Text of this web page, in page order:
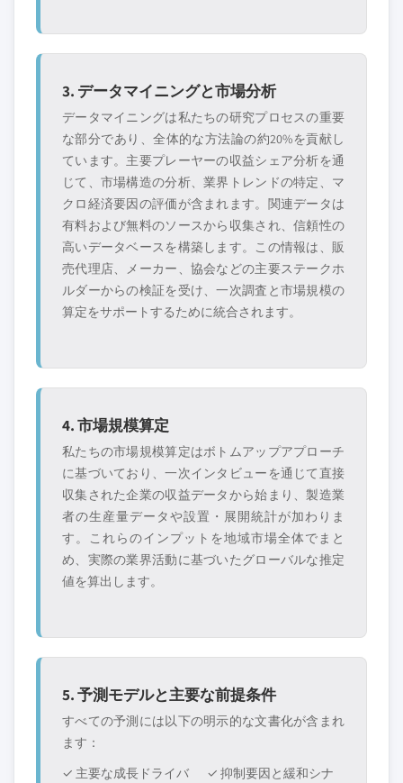
3. データマイニングと市場分析
データマイニングは私たちの研究プロセスの重要
な部分であり、全体的な方法論の約20%を貢献し
ています。主要プレーヤーの収益シェア分析を通
じて、市場構造の分析、業界トレンドの特定、マ
クロ経済要因の評価が含まれます。関連データは
有料および無料のソースから収集され、信頼性の
高いデータベースを構築します。この情報は、販
売代理店、メーカー、協会などの主要ステークホ
ルダーからの検証を受け、一次調査と市場規模の
算定をサポートするために統合されます。
4. 市場規模算定
私たちの市場規模算定はボトムアップアプローチ
に基づいており、一次インタビューを通じて直接
収集された企業の収益データから始まり、製造業
者の生産量データや設置・展開統計が加わりま
す。これらのインプットを地域市場全体でまと
め、実際の業界活動に基づいたグローバルな推定
値を算出します。
5. 予測モデルと主要な前提条件
すべての予測には以下の明示的な文書化が含まれ
ます：
✓ 主要な成長ドライバ
✓ 抑制要因と緩和シナ